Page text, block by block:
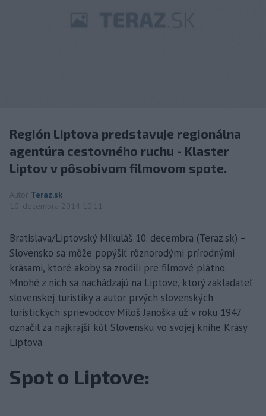
Región Liptova predstavuje regionálna
agentúra cestovného ruchu - Klaster
Liptov v pôsobivom filmovom spote.
Autor Teraz.sk
10. decembra 2014 10:11
Bratislava/Liptovský Mikuláš 10. decembra (Teraz.sk) –
Slovensko sa môže popýšiť rôznorodými prírodnými
krásami, ktoré akoby sa zrodili pre filmové plátno.
Mnohé z nich sa nachádzajú na Liptove, ktorý zakladateľ
slovenskej turistiky a autor prvých slovenských
turistických sprievodcov Miloš Janoška už v roku 1947
označil za najkrajší kút Slovensku vo svojej knihe Krásy
Liptova.
Spot o Liptove: